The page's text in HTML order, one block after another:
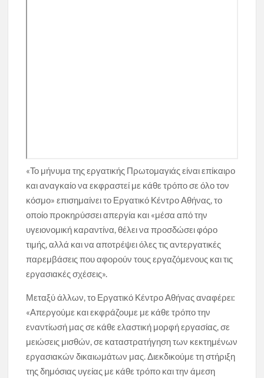
«Το μήνυμα της εργατικής Πρωτομαγιάς είναι επίκαιρο
και αναγκαίο να εκφραστεί με κάθε τρόπο σε όλο τον
κόσμο» επισημαίνει το Εργατικό Κέντρο Αθήνας, το
οποίο προκηρύσσει απεργία και «μέσα από την
υγειονομική καραντίνα, θέλει να προσδώσει φόρο
τιμής, αλλά και να αποτρέψει όλες τις αντεργατικές
παρεμβάσεις που αφορούν τους εργαζόμενους και τις
εργασιακές σχέσεις».
Μεταξύ άλλων, το Εργατικό Κέντρο Αθήνας αναφέρει:
«Απεργούμε και εκφράζουμε με κάθε τρόπο την
εναντίωσή μας σε κάθε ελαστική μορφή εργασίας, σε
μειώσεις μισθών, σε καταστρατήγηση των κεκτημένων
εργασιακών δικαιωμάτων μας. Διεκδικούμε τη στήριξη
της δημόσιας υγείας με κάθε τρόπο και την άμεση